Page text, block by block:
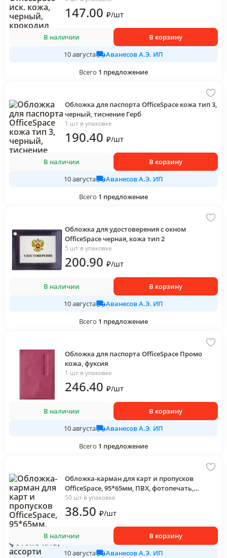
147.00 ₽/шт
В наличии
В корзину
10 августа
Аванесов А.Э. ИП
Всего 1 предложение
Обложка для паспорта OfficeSpace кожа тип 3,
черный, тиснение Герб
1 шт в упаковке
190.40 ₽/шт
В наличии
В корзину
10 августа
Аванесов А.Э. ИП
Всего 1 предложение
Обложка для удостоверения с окном
OfficeSpace черная, кожа тип 2
5 шт в упаковке
200.90 ₽/шт
В наличии
В корзину
10 августа
Аванесов А.Э. ИП
Всего 1 предложение
Обложка для паспорта OfficeSpace Промо
кожа, фуксия
1 шт в упаковке
246.40 ₽/шт
В наличии
В корзину
10 августа
Аванесов А.Э. ИП
Всего 1 предложение
Обложка-карман для карт и пропусков
OfficeSpace, 95*65мм, ПВХ, фотопечать,
ассорти
50 шт в упаковке
38.50 ₽/шт
В наличии
В корзину
10 августа
Аванесов А.Э. ИП